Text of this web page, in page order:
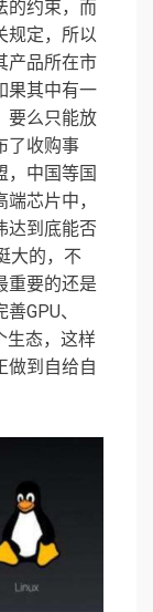
的约束，而
规定，所以
产品所在市
果其中有一
要么只能放
了收购事
，中国等国
芯片中，
达到底能否
大的，不
重要的还是
GPU、
生态，这样
做到自给自